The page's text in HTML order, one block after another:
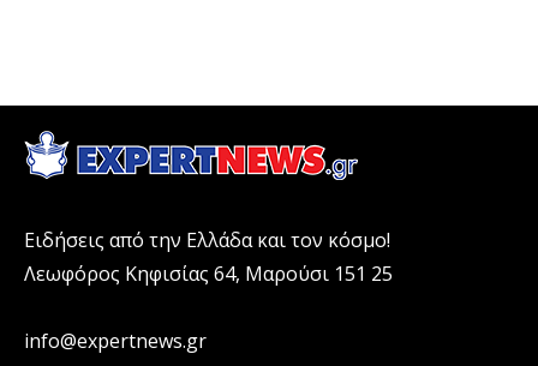
Ειδήσεις από την Ελλάδα και τον κόσμο!
Λεωφόρος Κηφισίας 64, Μαρούσι 151 25
info@expertnews.gr